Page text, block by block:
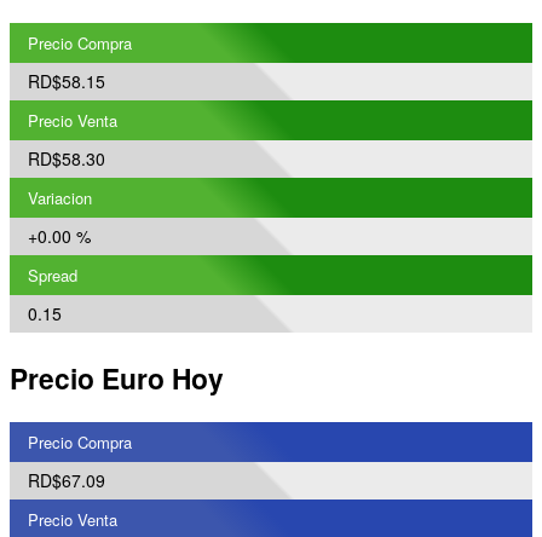
Precio Compra
RD$58.15
Precio Venta
RD$58.30
Variacion
+0.00 %
Spread
0.15
Precio Euro Hoy
Precio Compra
RD$67.09
Precio Venta